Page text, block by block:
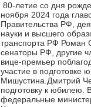
80-летие со дня
ноября 2024 года
Правительства РФ,
науки и высшего
транспорта РФ Роман
сенаторы РФ, другие
вице-премьер
участие в подготовке
Мишустина.Дмитрий
подготовку к юбилею.
федеральные